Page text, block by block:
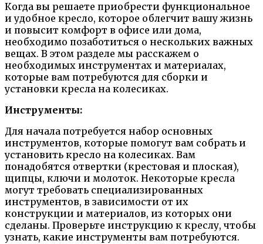
Когда вы решаете приобрести функциональное
и удобное кресло, которое облегчит вашу жизнь
и повысит комфорт в офисе или дома,
необходимо позаботиться о нескольких важных
вещах. В этом разделе мы расскажем о
необходимых инструментах и материалах,
которые вам потребуются для сборки и
установки кресла на колесиках.
Инструменты:
Для начала потребуется набор основных
инструментов, которые помогут вам собрать и
установить кресло на колесиках. Вам
понадобятся отвертки (крестовая и плоская),
щипцы, ключи и молоток. Некоторые кресла
могут требовать специализированных
инструментов, в зависимости от их
конструкции и материалов, из которых они
сделаны. Проверьте инструкцию к креслу, чтобы
узнать, какие инструменты вам потребуются.